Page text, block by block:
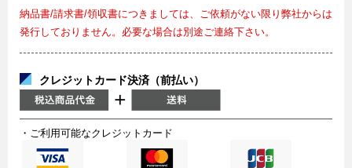
納品書/請求書/領収書につきましては、ご依頼がない限り弊社からは
発行しておりません。必要な場合は別途ご連絡下さい。
クレジットカード決済（前払い）
・ご利用可能なクレジットカード